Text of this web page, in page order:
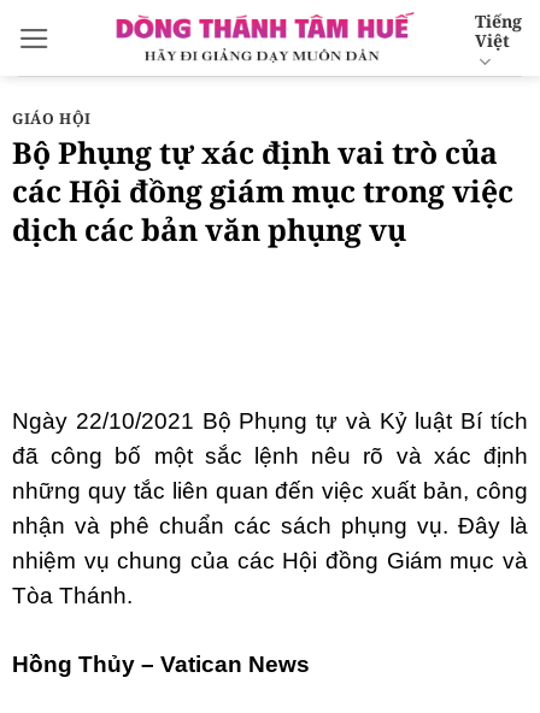
qua
nội
dung
Tiếng
Việt
GIÁO HỘI
Bộ Phụng tự xác định vai trò của
các Hội đồng giám mục trong việc
dịch các bản văn phụng vụ
Ngày 22/10/2021 Bộ Phụng tự và Kỷ luật Bí tích
đã công bố một sắc lệnh nêu rõ và xác định
những quy tắc liên quan đến việc xuất bản, công
nhận và phê chuẩn các sách phụng vụ. Đây là
nhiệm vụ chung của các Hội đồng Giám mục và
Tòa Thánh.
Hồng Thủy – Vatican News